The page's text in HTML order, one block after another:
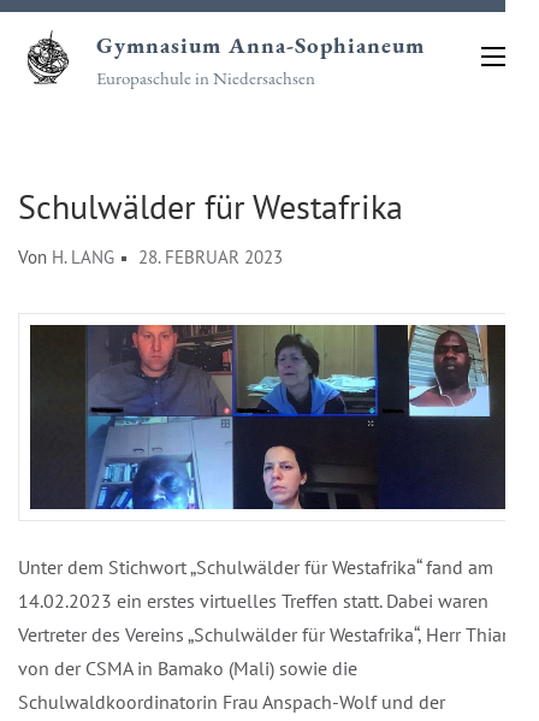
Zum
Inhalt
springen
Gymnasium Anna-Sophianeum
Europaschule in Niedersachsen
Schulwälder für Westafrika
Von H. LANG 28. FEBRUAR 2023
Unter dem Stichwort „Schulwälder für Westafrika“ fand am
14.02.2023 ein erstes virtuelles Treffen statt. Dabei waren
Vertreter des Vereins „Schulwälder für Westafrika“, Herr Thiam
von der CSMA in Bamako (Mali) sowie die
Schulwaldkoordinatorin Frau Anspach-Wolf und der